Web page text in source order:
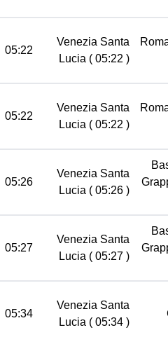
05:22
Venezia Santa
Lucia ( 05:22 )
05:22
Venezia Santa
Lucia ( 05:22 )
05:26
Venezia Santa
Lucia ( 05:26 )
05:27
Venezia Santa
Lucia ( 05:27 )
05:34
Venezia Santa
Lucia ( 05:34 )